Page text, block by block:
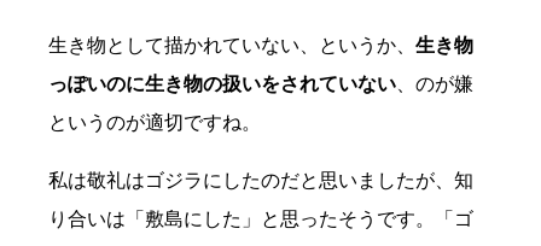
生き物として描かれていない、というか、生き物
っぽいのに生き物の扱いをされていない 、のが嫌
というのが適切ですね。
私は敬礼はゴジラにしたのだと思いましたが、知
り合いは「敷島にした」と思ったそうです。「ゴ